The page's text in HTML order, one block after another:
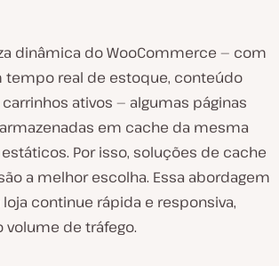
dinâmica do WooCommerce — com
tempo real de estoque, conteúdo
ativos — algumas páginas
em cache da mesma
Por isso, soluções de cache
a melhor escolha. Essa abordagem
continue rápida e responsiva,
de tráfego.